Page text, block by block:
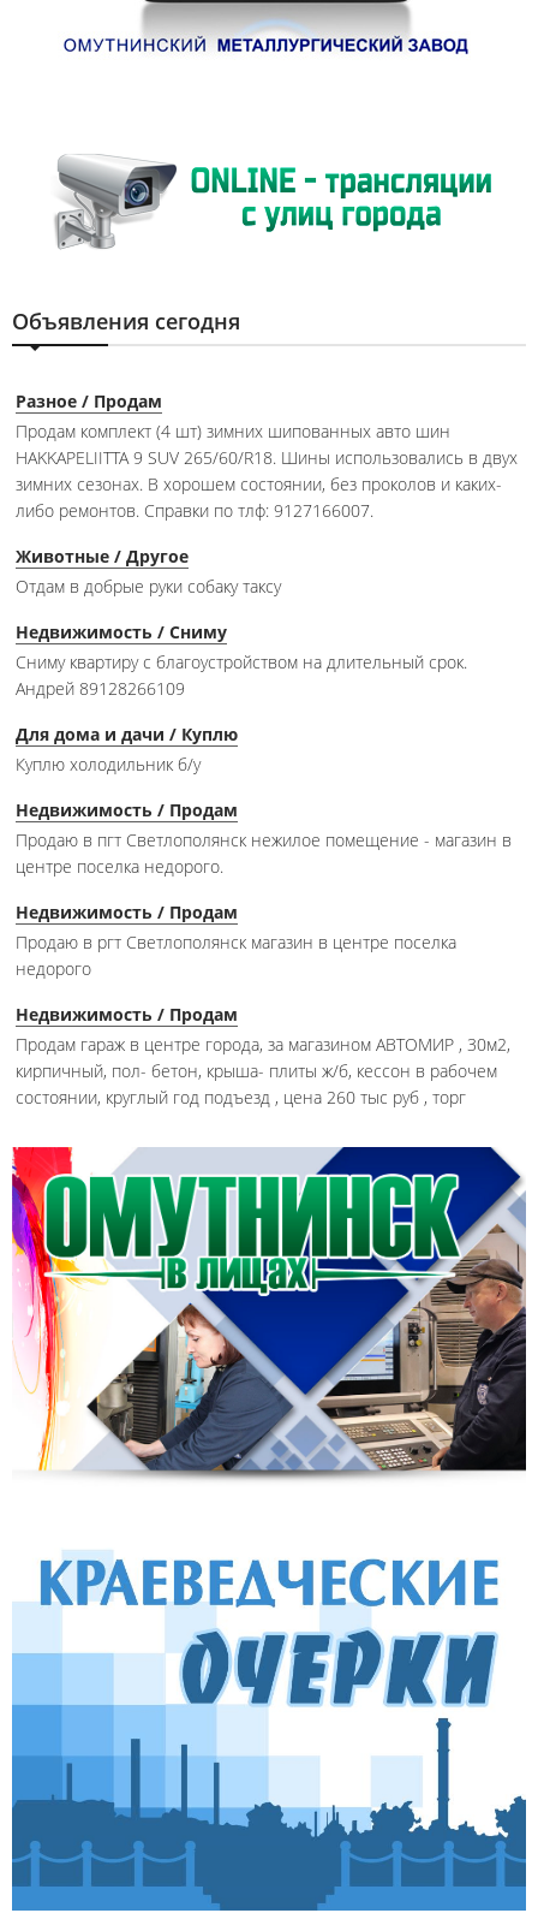
Объявления сегодня
Разное / Продам
Продам комплект (4 шт) зимних шипованных авто шин
HAKKAPELIITTA 9 SUV 265/60/R18. Шины использовались в двух
зимних сезонах. В хорошем состоянии, без проколов и каких-
либо ремонтов. Справки по тлф: 9127166007.
Животные / Другое
Отдам в добрые руки собаку таксу
Недвижимость / Сниму
Сниму квартиру с благоустройством на длительный срок.
Андрей 89128266109
Для дома и дачи / Куплю
Куплю холодильник б/у
Недвижимость / Продам
Продаю в пгт Светлополянск нежилое помещение - магазин в
центре поселка недорого.
Недвижимость / Продам
Продаю в ргт Светлополянск магазин в центре поселка
недорого
Недвижимость / Продам
Продам гараж в центре города, за магазином АВТОМИР , 30м2,
кирпичный, пол- бетон, крыша- плиты ж/б, кессон в рабочем
состоянии, круглый год подъезд , цена 260 тыс руб , торг